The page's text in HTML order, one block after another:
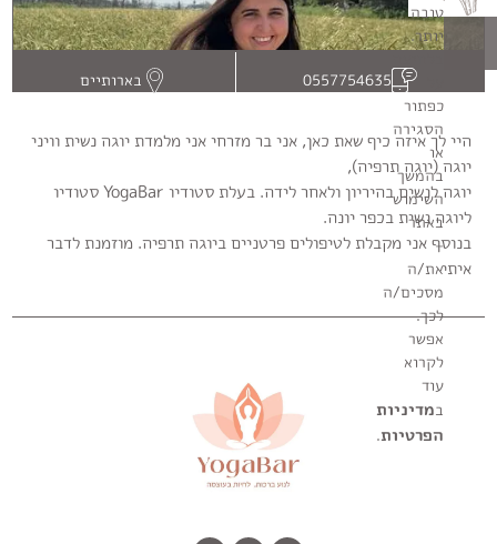
טובה
יותר.
כפתור
הסגירה
או
בהמשך
השימוש
באתר
–
את/ה
מסכים/ה
לכך.
אפשר
לקרוא
עוד
במדיניות
הפרטיות.
0557754635 בארותיים
היי לך איזה כיף שאת כאן, אני בר מזרחי אני מלמדת יוגה נשית וויני
יוגה (יוגה תרפיה),
יוגה לנשים בהיריון ולאחר לידה. בעלת סטודיו YogaBar סטודיו
ליוגה נשית בכפר יונה.
בנוסף אני מקבלת לטיפולים פרטניים ביוגה תרפיה. מוזמנת לדבר
איתי